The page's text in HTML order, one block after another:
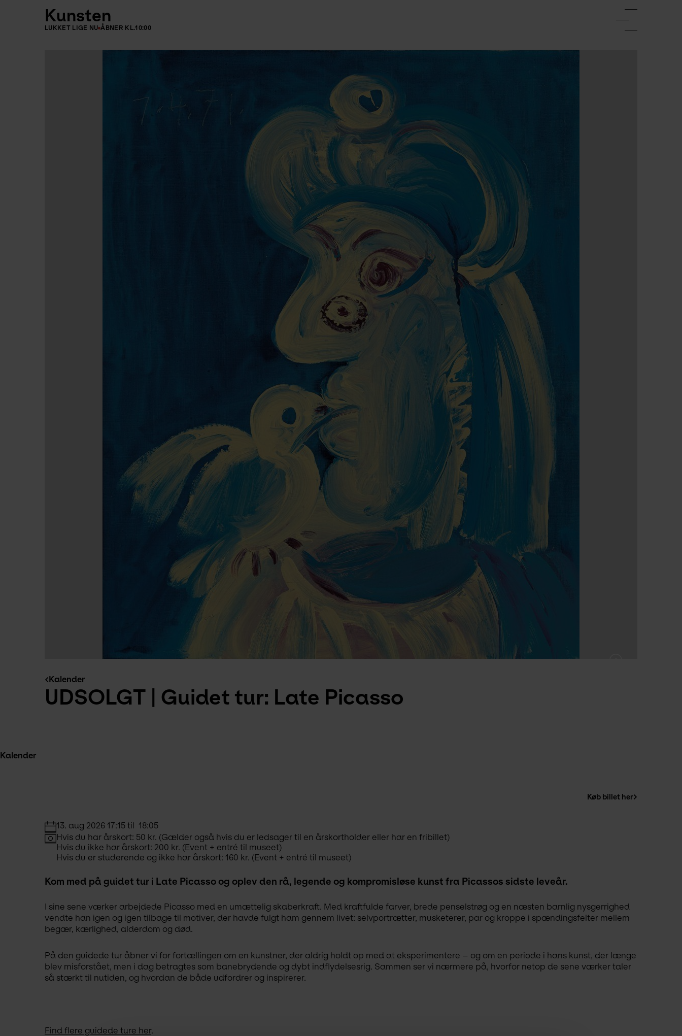
Kunsten
LUKKET LIGE NU ÅBNER KL.10:00
Kalender
UDSOLGT | Guidet tur: Late Picasso
Kalender
Køb billet her
13. aug 2026 17:15 til  18:05
Hvis du har årskort: 50 kr. (Gælder også hvis du er ledsager til en årskortholder eller har en fribillet)
Hvis du ikke har årskort: 200 kr. (Event + entré til museet)
Hvis du er studerende og ikke har årskort: 160 kr. (Event + entré til museet)
Kom med på guidet tur i Late Picasso og oplev den rå, legende og kompromisløse kunst fra Picassos sidste leveår.
I sine sene værker arbejdede Picasso med en umættelig skaberkraft. Med kraftfulde farver, brede penselstrøg og en næsten barnlig nysgerrighed
vendte han igen og igen tilbage til motiver, der havde fulgt ham gennem livet: selvportrætter, musketerer, par og kroppe i spændingsfelter mellem
begær, kærlighed, alderdom og død.
På den guidede tur åbner vi for fortællingen om en kunstner, der aldrig holdt op med at eksperimentere – og om en periode i hans kunst, der længe
blev misforstået, men i dag betragtes som banebrydende og dybt indflydelsesrig. Sammen ser vi nærmere på, hvorfor netop de sene værker taler
så stærkt til nutiden, og hvordan de både udfordrer og inspirerer.
Find flere guidede ture her.